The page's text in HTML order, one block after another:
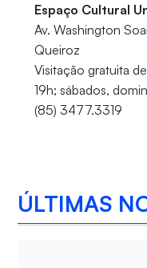
Espaço Cultural
Av. Washington
Queiroz
Visitação gratuita
19h; sábados,
(85) 3477.3319
ÚLTIMAS